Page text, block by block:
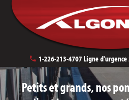
1-226-213-4707 Ligne
Petits et grands, nos